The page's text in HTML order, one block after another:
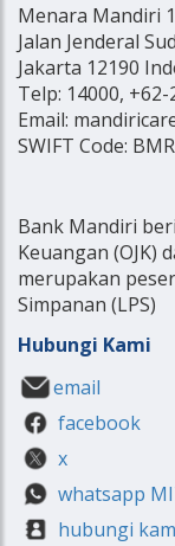
Menara Mandiri 1
Jalan Jenderal
Jakarta 12190
Telp: 14000,
Email:
SWIFT Code:
Bank Mandiri
Keuangan (OJK)
merupakan
Simpanan (LPS)
Hubungi Kami
email
facebook
x
whatsapp
hubungi